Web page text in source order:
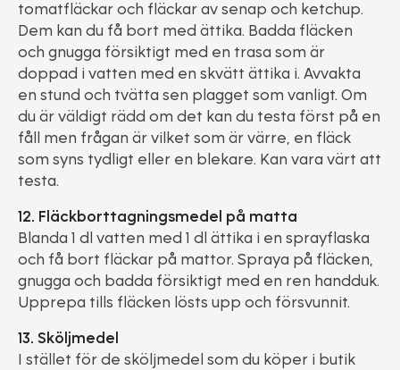
tomatfläckar och fläckar av senap och ketchup.
Dem kan du få bort med ättika. Badda fläcken
och gnugga försiktigt med en trasa som är
doppad i vatten med en skvätt ättika i. Avvakta
en stund och tvätta sen plagget som vanligt. Om
du är väldigt rädd om det kan du testa först på en
fåll men frågan är vilket som är värre, en fläck
som syns tydligt eller en blekare. Kan vara värt att
testa.
12. Fläckborttagningsmedel på matta
Blanda 1 dl vatten med 1 dl ättika i en sprayflaska
och få bort fläckar på mattor. Spraya på fläcken,
gnugga och badda försiktigt med en ren handduk.
Upprepa tills fläcken lösts upp och försvunnit.
13. Sköljmedel
I stället för de sköljmedel som du köper i butik